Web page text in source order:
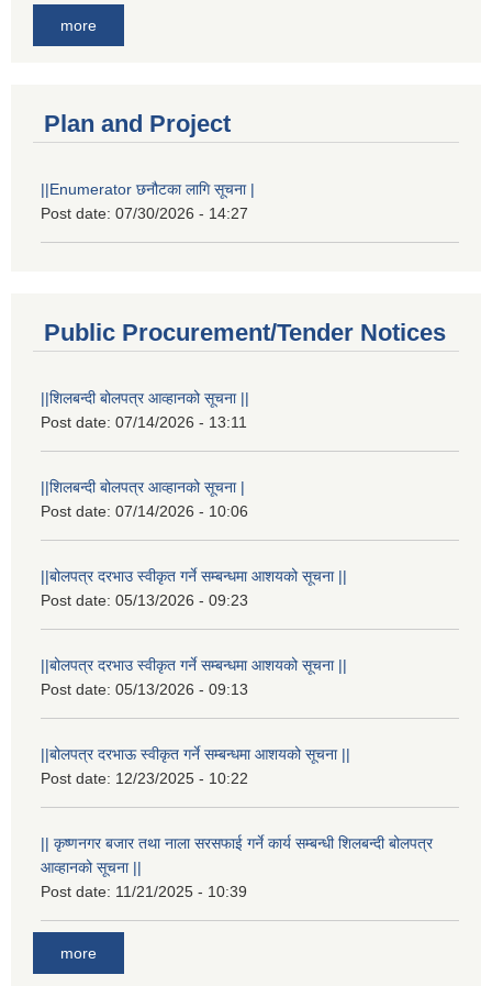
more
Plan and Project
||Enumerator छनौटका लागि सूचना |
Post date: 07/30/2026 - 14:27
Public Procurement/Tender Notices
||शिलबन्दी बोलपत्र आव्हानको सूचना ||
Post date: 07/14/2026 - 13:11
||शिलबन्दी बोलपत्र आव्हानको सूचना |
Post date: 07/14/2026 - 10:06
||बोलपत्र दरभाउ स्वीकृत गर्ने सम्बन्धमा आशयको सूचना ||
Post date: 05/13/2026 - 09:23
||बोलपत्र दरभाउ स्वीकृत गर्ने सम्बन्धमा आशयको सूचना ||
Post date: 05/13/2026 - 09:13
||बोलपत्र दरभाऊ स्वीकृत गर्ने सम्बन्धमा आशयको सूचना ||
Post date: 12/23/2025 - 10:22
|| कृष्णनगर बजार तथा नाला सरसफाई गर्ने कार्य सम्बन्धी शिलबन्दी बोलपत्र
आव्हानको सूचना ||
Post date: 11/21/2025 - 10:39
more